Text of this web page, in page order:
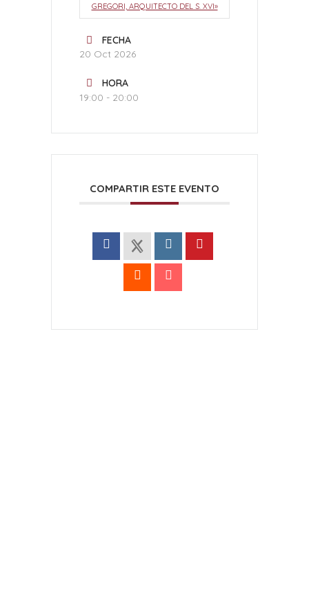
GREGORI, ARQUITECTO DEL S. XVI»
FECHA
20 Oct 2026
HORA
19:00 - 20:00
COMPARTIR ESTE EVENTO